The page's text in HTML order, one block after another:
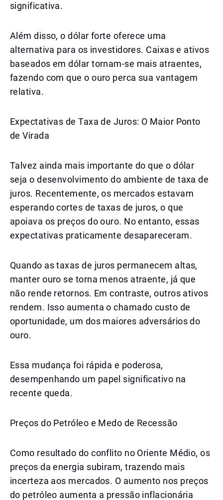
significativa.
Além disso, o dólar forte oferece uma
alternativa para os investidores. Caixas e ativos
baseados em dólar tornam-se mais atraentes,
fazendo com que o ouro perca sua vantagem
relativa.
Expectativas de Taxa de Juros: O Maior Ponto
de Virada
Talvez ainda mais importante do que o dólar
seja o desenvolvimento do ambiente de taxa de
juros. Recentemente, os mercados estavam
esperando cortes de taxas de juros, o que
apoiava os preços do ouro. No entanto, essas
expectativas praticamente desapareceram.
Quando as taxas de juros permanecem altas,
manter ouro se torna menos atraente, já que
não rende retornos. Em contraste, outros ativos
rendem. Isso aumenta o chamado custo de
oportunidade, um dos maiores adversários do
ouro.
Essa mudança foi rápida e poderosa,
desempenhando um papel significativo na
recente queda.
Preços do Petróleo e Medo de Recessão
Como resultado do conflito no Oriente Médio, os
preços da energia subiram, trazendo mais
incerteza aos mercados. O aumento nos preços
do petróleo aumenta a pressão inflacionária